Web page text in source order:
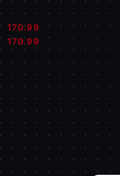
Cena:
170.99
Cena:
170.99